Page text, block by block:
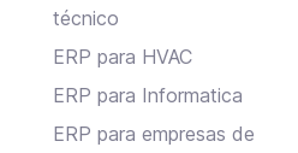
técnico
ERP para HVAC
ERP para Informatica
ERP para empresas de